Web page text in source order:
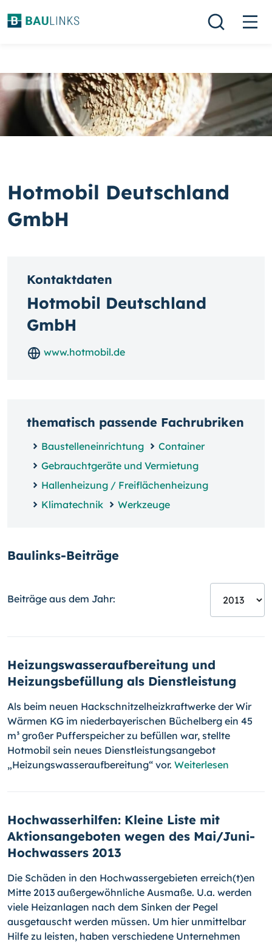
Hotmobil Deutschland
GmbH
Kontaktdaten
Hotmobil Deutschland
GmbH
www.hotmobil.de
thematisch passende Fachrubriken
Baustelleneinrichtung
Container
Gebrauchtgeräte und Vermietung
Hallenheizung / Freiflächenheizung
Klimatechnik
Werkzeuge
Baulinks-Beiträge
Beiträge aus dem Jahr:
Heizungswasseraufbereitung und
Heizungsbefüllung als Dienstleistung
Als beim neuen Hackschnitzelheizkraftwerke der Wir
Wärmen KG im nie­der­bayerischen Büchelberg ein 45
m³ großer Pufferspeicher zu befüllen war, stellte
Hotmobil sein neues Dienstleistungsangebot
„Heizungs­was­serauf­bereitung“ vor. Weiterlesen
Hochwasserhilfen: Kleine Liste mit
Aktionsangeboten wegen des Mai/Juni-
Hochwassers 2013
Die Schäden in den Hochwassergebieten erreich(t)en
Mitte 2013 außerge­wöhnliche Ausmaße. U.a. werden
viele Heizanlagen nach dem Sinken der Pegel
ausgetauscht werden müssen. Um hier unmittelbar
Hilfe zu leisten, haben verschiedene Unternehmen